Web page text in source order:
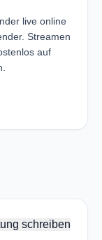
live online
Streamen
auf
schreiben